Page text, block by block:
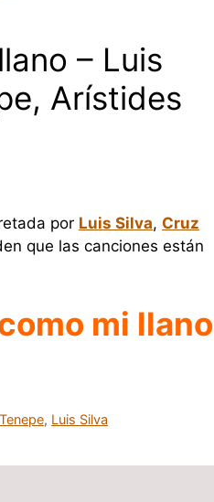
– Luis
Arístides
por Luis Silva, Cruz
que las canciones están
mi llano
, Luis Silva